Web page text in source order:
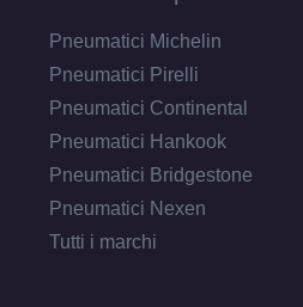
Pneumatici Michelin
Pneumatici Pirelli
Pneumatici Continental
Pneumatici Hankook
Pneumatici Bridgestone
Pneumatici Nexen
Tutti i marchi